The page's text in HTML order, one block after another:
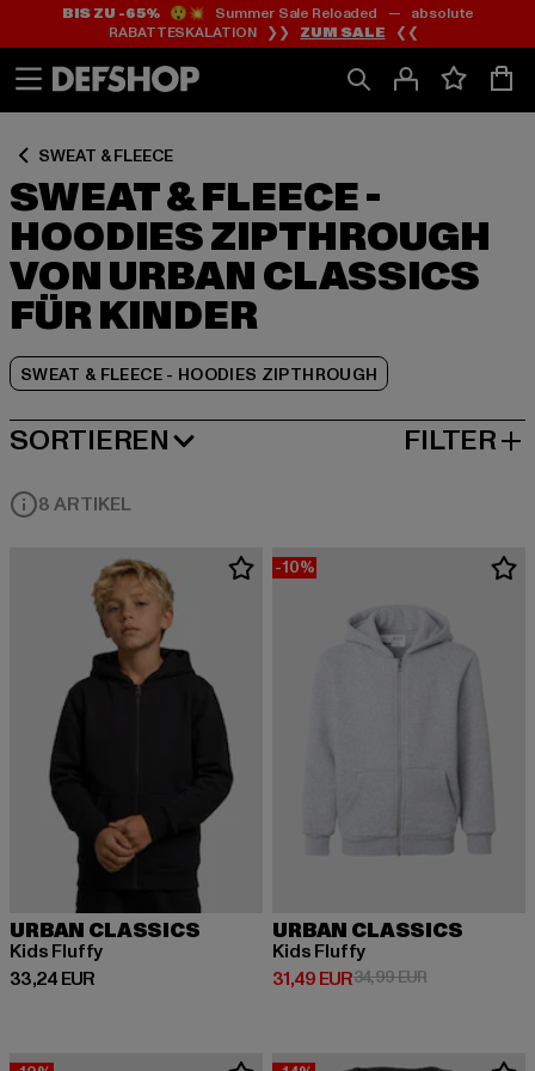
Zum
Inhalt
springen
Zum
Fußzeile
springen
BIS ZU -65%😲💥 Summer Sale Reloaded — absolute
RABATTESKALATION ❯❯ ZUM SALE ❮❮
SWEAT & FLEECE
SWEAT & FLEECE -
HOODIES ZIPTHROUGH
VON URBAN CLASSICS
FÜR KINDER
SWEAT & FLEECE - HOODIES ZIPTHROUGH
Zum
Produktraster
springen
SORTIEREN
BELIEBTESTE FILTER
8 ARTIKEL
URBAN CLASSICS
Kids Fluffy
33,24 EUR
Derzeitiger Preis: 33,24 EUR
-10%
URBAN CLASSICS
Kids Fluffy
31,49 EUR
Derzeitiger Preis: 31,49 EUR
34,99 EURAktionspreis: